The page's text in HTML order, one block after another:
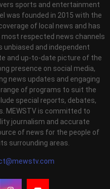
sports and entertainment
was founded in 2015 with the
of local news and has
respected news channels
unbiased and independent
and up-to-date picture of the
presence on social media,
news updates and engaging
of programs to suit the
special reports, debates,
MEWSTV is committed to
journalism and accurate
of news for the people of
surrounding areas.